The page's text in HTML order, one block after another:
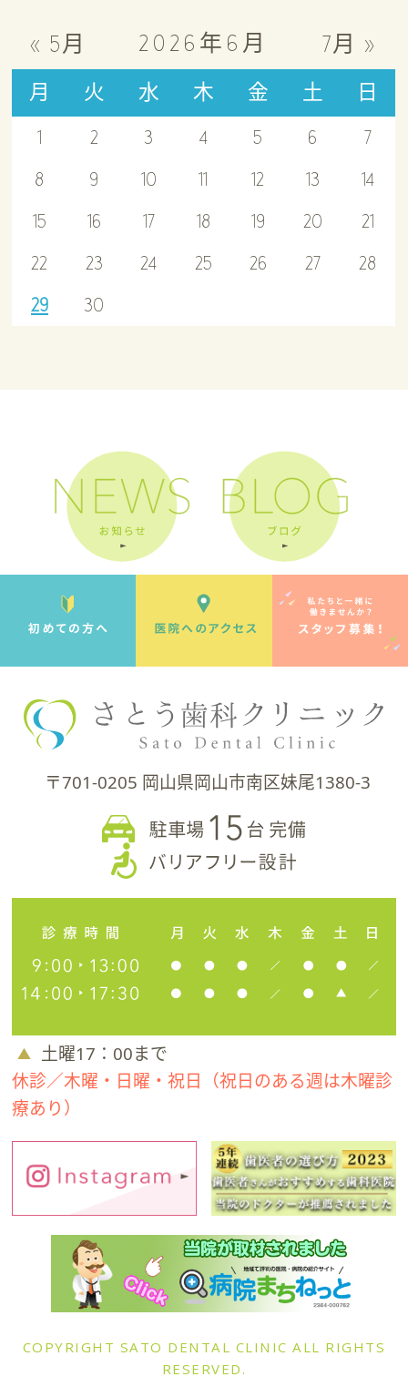
2026年6月
月 火 水 木 金 土 日
« 5月 7月 »
1 2 3 4 5 6
7
8
9 10 11 12 13
14
15
16 17 18 19 20
21
22
23 24 25 26 27
28
29
30
〒701-0205 岡山県岡山市南区妹尾1380-3
土曜17：00まで
休診／木曜・日曜・祝日（祝日のある週は木曜診
療あり）
COPYRIGHT SATO DENTAL CLINIC ALL RIGHTS
RESERVED.